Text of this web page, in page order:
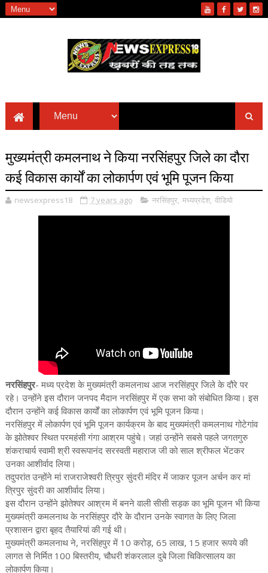
मुख्यमंत्री कमलनाथ ने किया नरसिंहपुर जिले का दौरा
कई विकास कार्यों का लोकार्पण एवं भूमि पूजन किया
newsexpress18 7 years ago नरसिंहपुर, मध्यप्रदेश, वीडियो
नरसिंहपुर- मध्य प्रदेश के मुख्यमंत्री कमलनाथ आज नरसिंहपुर जिले के दौरे पर
रहे। उन्होंने इस दौरान जनपद मैदान नरसिंहपुर में एक सभा को संबोधित किया। इस
दौरान उन्होंने कई विकास कार्यों का लोकार्पण एवं भूमि पूजन किया।
नरसिंहपुर में लोकार्पण एवं भूमि पूजन कार्यक्रम के बाद मुख्यमंत्री कमलनाथ गोटेगांव
के झोतेश्वर स्थित परमहंसी गंगा आश्रम पहुंचे। जहां उन्होंने सबसे पहले जगतगुरु
शंकराचार्य स्वामी श्री स्वरूपानंद सरस्वती महाराज जी को साल श्रीफल भेंटकर
उनका आशीर्वाद लिया।
तदुपरांत उन्होंने मां राजराजेश्वरी त्रिपुर सुंदरी मंदिर में जाकर पूजन अर्चन कर मां
त्रिपुर सुंदरी का आशीर्वाद लिया।
इस दौरान उन्होंने झोतेश्वर आश्रम में बनने वाली सीसी सड़क का भूमि पूजन भी किया
मुख्यमंत्री कमलनाथ के नरसिंहपुर दौरे के दौरान उनके स्वागत के लिए जिला
प्रशासन द्वारा बृहद तैयारियां की गई थी।
मुख्यमंत्री कमलनाथ ने, नरसिंहपुर में 10 करोड़, 65 लाख, 15 हजार रूपये की
लागत से निर्मित 100 बिस्तरीय, चौधरी शंकरलाल दुबे जिला चिकित्सालय का
लोकार्पण किया।